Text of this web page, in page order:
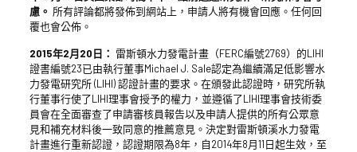
慮。 所有評論都將發佈到網站上，申請人將有機會回應。任何回
覆也會公佈。
2015年2月20日： 雷斯頓水力發電計畫（FERC編號2769）的LIHI
證書編號23已由執行董事Michael J. Sale認定為繼續滿足低影響水
力發電研究所 (LIHI) 認證計畫的要求。在頒發此認證時，研究所執
行董事行使了LIHI理事會授予的權力，並遵循了LIHI理事會技術委
員會在全面審查了申請審核員報告以及申請人提供的所有公眾意
見和補充材料後一致同意的推薦意見。決定對雷斯頓溪水力發電
計畫進行重新認證，認證期限為8年，自2014年8月11日起生效，至